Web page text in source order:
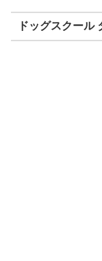
ドッグスクール